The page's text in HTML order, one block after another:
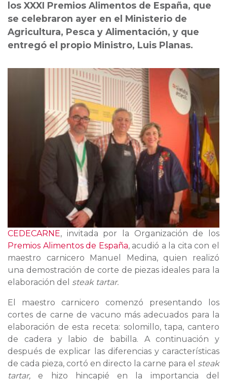
los XXXI Premios Alimentos de España, que
se celebraron ayer en el Ministerio de
Agricultura, Pesca y Alimentación, y que
entregó el propio Ministro, Luis Planas.
CEDECARNE, invitada por la Organización de los
Premios Alimentos de España, acudió a la cita con el
maestro carnicero Manuel Medina, quien realizó
una demostración de corte de piezas ideales para la
elaboración del steak tartar.
El maestro carnicero comenzó presentando los
cortes de carne de vacuno más adecuados para la
elaboración de esta receta: solomillo, tapa, cantero
de cadera y labio de babilla. A continuación y
después de explicar las diferencias y características
de cada pieza, cortó en directo la carne para el steak
tartar, e hizo hincapié en la importancia del